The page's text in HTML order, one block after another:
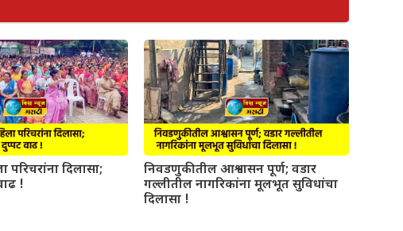
परिचरांना दिलासा;
!
निवडणुकीतील आश्वासन पूर्ण; वडार
गल्लीतील नागरिकांना मूलभूत सुविधांचा
दिलासा !